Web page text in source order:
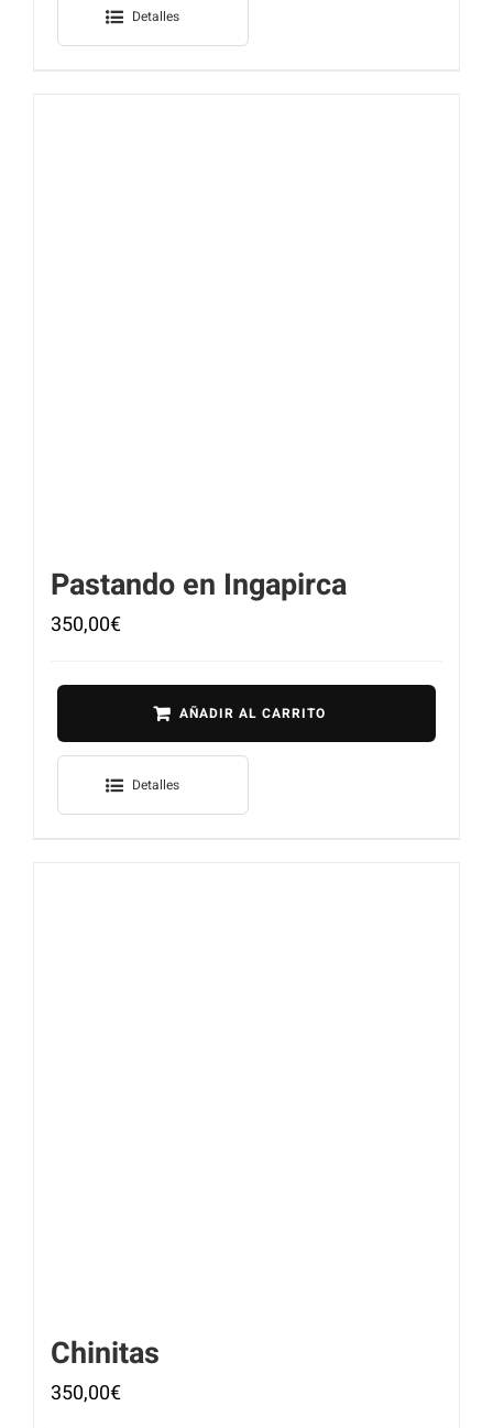
Detalles
Pastando en Ingapirca
350,00€
AÑADIR AL CARRITO
Detalles
Chinitas
350,00€